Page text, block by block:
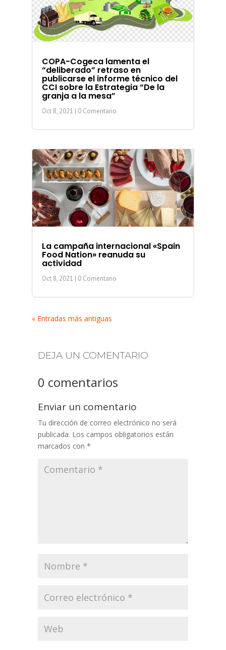
COPA-Cogeca lamenta el
“deliberado” retraso en
publicarse el informe técnico del
CCI sobre la Estrategia “De la
granja a la mesa”
Oct 8, 2021 | 0 Comentario
La campaña internacional «Spain
Food Nation» reanuda su
actividad
Oct 8, 2021 | 0 Comentario
« Entradas más antiguas
DEJA UN COMENTARIO
0 comentarios
Enviar un comentario
Tu dirección de correo electrónico no será
publicada. Los campos obligatorios están
marcados con *